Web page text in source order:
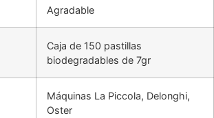
Agradable
Caja de 150 pastillas
biodegradables de 7gr
Máquinas La Piccola, Delonghi,
Oster